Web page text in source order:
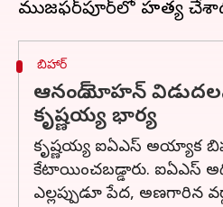
బిహార్
ఆనంద్ మోహన్
కృష్ణయ్య భార్య
కృష్ణయ్య ఐఏఎస్ అయ్యాక
కేటాయించబడ్డారు. ఐఏఎస్
ఎల్లప్పుడూ పేద, అణగారిన